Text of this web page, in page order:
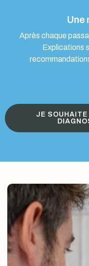
Une
Après chaque
Explications
JE